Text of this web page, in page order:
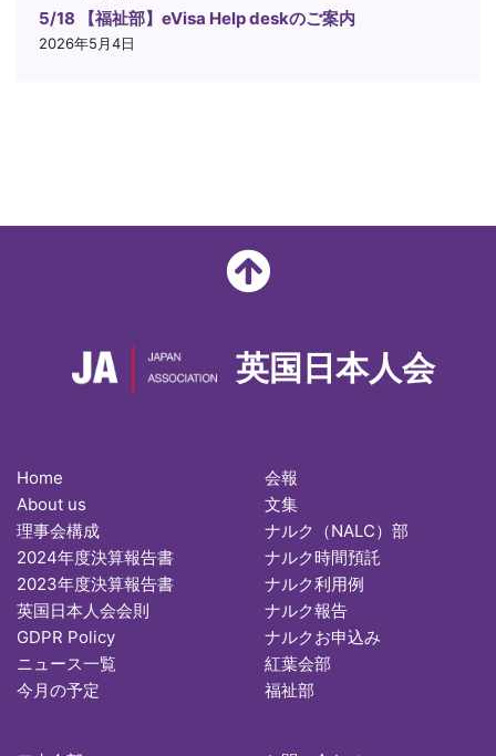
5/18 【福祉部】eVisa Help deskのご案内
2026年5月4日
英国日本人会
Home
About us
理事会構成
2024年度決算報告書
2023年度決算報告書
英国日本人会会則
GDPR Policy
ニュース一覧
今月の予定
会報
文集
ナルク（NALC）部
ナルク時間預託
ナルク利用例
ナルク報告
ナルクお申込み
紅葉会部
福祉部